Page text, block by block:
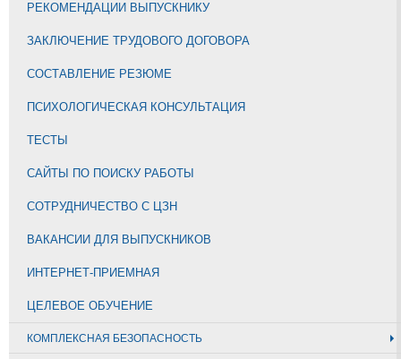
РЕКОМЕНДАЦИИ ВЫПУСКНИКУ
ЗАКЛЮЧЕНИЕ ТРУДОВОГО ДОГОВОРА
СОСТАВЛЕНИЕ РЕЗЮМЕ
ПСИХОЛОГИЧЕСКАЯ КОНСУЛЬТАЦИЯ
ТЕСТЫ
САЙТЫ ПО ПОИСКУ РАБОТЫ
СОТРУДНИЧЕСТВО С ЦЗН
ВАКАНСИИ ДЛЯ ВЫПУСКНИКОВ
ИНТЕРНЕТ-ПРИЕМНАЯ
ЦЕЛЕВОЕ ОБУЧЕНИЕ
КОМПЛЕКСНАЯ БЕЗОПАСНОСТЬ